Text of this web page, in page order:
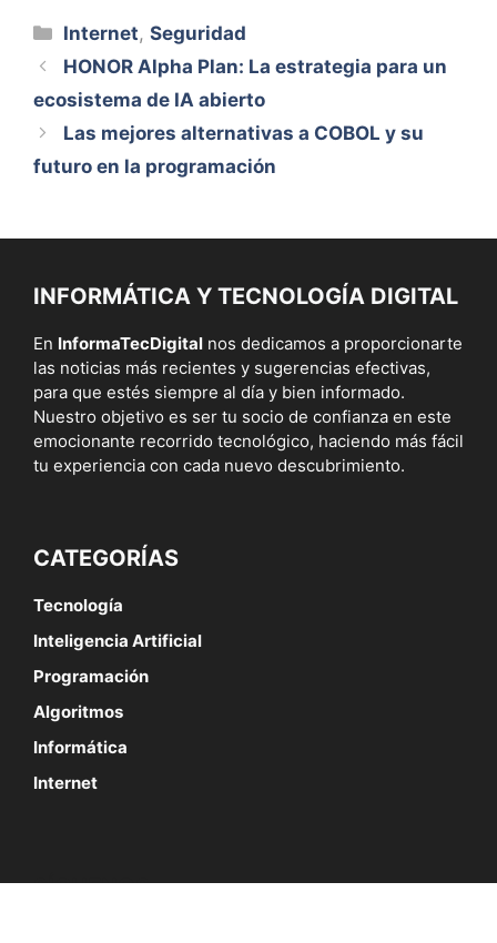
Categorías
Internet,Seguridad
HONOR Alpha Plan: La estrategia para un
ecosistema de IA abierto
Las mejores alternativas a COBOL y su
futuro en la programación
INFORMÁTICA Y TECNOLOGÍA DIGITAL
En InformaTecDigital nos dedicamos a proporcionarte
las noticias más recientes y sugerencias efectivas,
para que estés siempre al día y bien informado.
Nuestro objetivo es ser tu socio de confianza en este
emocionante recorrido tecnológico, haciendo más fácil
tu experiencia con cada nuevo descubrimiento.
CATEGORÍAS
Tecnología
Inteligencia Artificial
Programación
Algoritmos
Informática
Internet
SÍGUENOS